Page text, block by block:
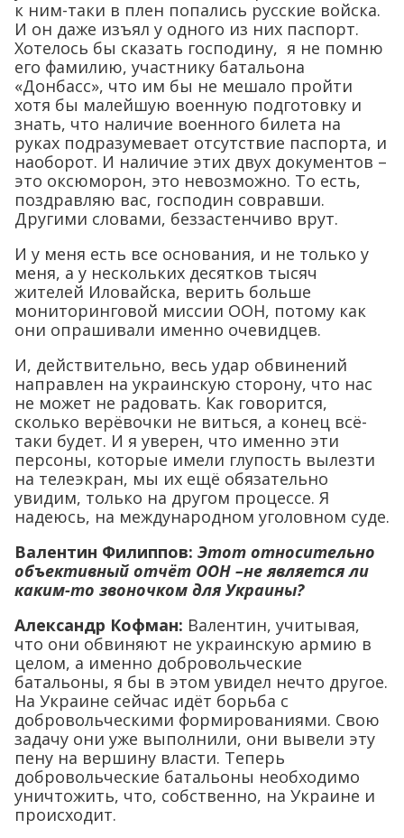
к ним-таки в плен попались русские войска.
И он даже изъял у одного из них паспорт.
Хотелось бы сказать господину, я не помню
его фамилию, участнику батальона
«Донбасс», что им бы не мешало пройти
хотя бы малейшую военную подготовку и
знать, что наличие военного билета на
руках подразумевает отсутствие паспорта, и
наоборот. И наличие этих двух документов –
это оксюморон, это невозможно. То есть,
поздравляю вас, господин совравши.
Другими словами, беззастенчиво врут.
И у меня есть все основания, и не только у
меня, а у нескольких десятков тысяч
жителей Иловайска, верить больше
мониторинговой миссии ООН, потому как
они опрашивали именно очевидцев.
И, действительно, весь удар обвинений
направлен на украинскую сторону, что нас
не может не радовать. Как говорится,
сколько верёвочки не виться, а конец всё-
таки будет. И я уверен, что именно эти
персоны, которые имели глупость вылезти
на телеэкран, мы их ещё обязательно
увидим, только на другом процессе. Я
надеюсь, на международном уголовном суде.
Валентин Филиппов: Этот относительно
объективный отчёт ООН –не является ли
каким-то звоночком для Украины?
Александр Кофман: Валентин, учитывая,
что они обвиняют не украинскую армию в
целом, а именно добровольческие
батальоны, я бы в этом увидел нечто другое.
На Украине сейчас идёт борьба с
добровольческими формированиями. Свою
задачу они уже выполнили, они вывели эту
пену на вершину власти. Теперь
добровольческие батальоны необходимо
уничтожить, что, собственно, на Украине и
происходит.